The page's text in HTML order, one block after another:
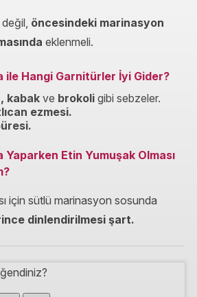
öncesindeki marinasyon
eklenmeli.
ile Hangi Garnitürler İyi Gider?
kabak ve brokoli gibi sebzeler.
ezmesi.
Etin Yumuşak Olması
için sütlü marinasyon sosunda
dinlendirilmesi şart.